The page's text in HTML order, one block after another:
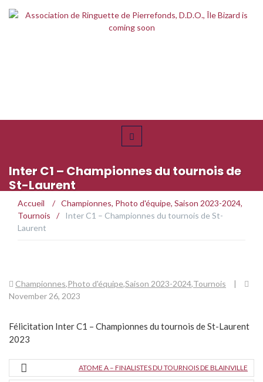
Inter C1 – Championnes du tournois de
St-Laurent
Accueil / Championnes, Photo d'équipe, Saison 2023-2024,
Tournois
/
Inter C1 – Championnes du tournois de St-
Laurent
Championnes,Photo d'équipe,Saison 2023-2024,Tournois
|
November 26, 2023
Félicitation Inter C1 – Championnes du tournois de St-Laurent
2023
ATOME A – FINALISTES DU TOURNOIS DE BLAINVILLE